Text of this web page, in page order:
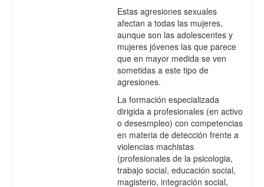
Estas agresiones sexuales
afectan a todas las mujeres,
aunque son las adolescentes y
mujeres jóvenes las que parece
que en mayor medida se ven
sometidas a este tipo de
agresiones.
La formación especializada
dirigida a profesionales (en activo
o desesmpleo) con competencias
en materia de detección frente a
violencias machistas
(profesionales de la psicologia,
trabajo social, educación social,
magisterio, integración social,